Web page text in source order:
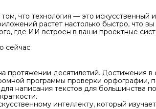
что технология — это искусственный
растет настолько быстро, что
где ИИ встроен в ваши проектные
сейчас:
десятилетий. Достижения в
программы проверки орфографии,
написания текстов для большинства
интеллекту, который